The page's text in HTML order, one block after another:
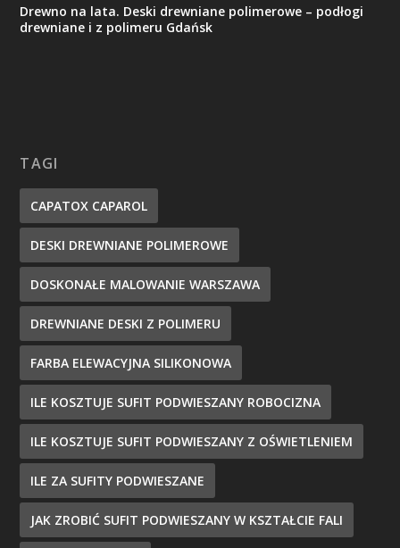
Drewno na lata. Deski drewniane polimerowe – podłogi
drewniane i z polimeru Gdańsk
TAGI
CAPATOX CAPAROL
DESKI DREWNIANE POLIMEROWE
DOSKONAŁE MALOWANIE WARSZAWA
DREWNIANE DESKI Z POLIMERU
FARBA ELEWACYJNA SILIKONOWA
ILE KOSZTUJE SUFIT PODWIESZANY ROBOCIZNA
ILE KOSZTUJE SUFIT PODWIESZANY Z OŚWIETLENIEM
ILE ZA SUFITY PODWIESZANE
JAK ZROBIĆ SUFIT PODWIESZANY W KSZTAŁCIE FALI